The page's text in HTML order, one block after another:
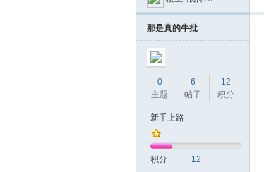
» ›
那是真的牛批
0
主题
6
帖子
12
积分
新手上路
积分 12